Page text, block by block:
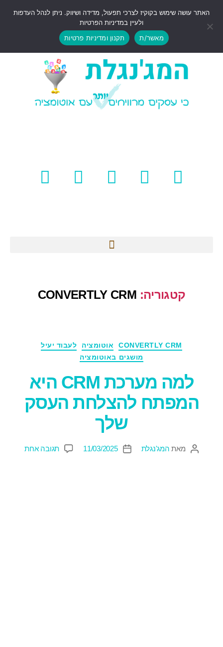
קטגוריה: CONVERTLY CRM
CONVERTLY CRM אוטומציה
לעבוד יעיל
מושגים באוטומציה
למה מערכת CRM היא
המפתח להצלחת העסק
שלך
מאת המג'נגלת 11/03/2025 תגובה אחת
האתר עושה שימוש בקוקיז לצרכי תפעול, מדידה ושיווק. ניתן לנהל העדפות
ולעיין במדיניות הפרטיות
מאשר/ת
תקנון ומדיניות פרטיות